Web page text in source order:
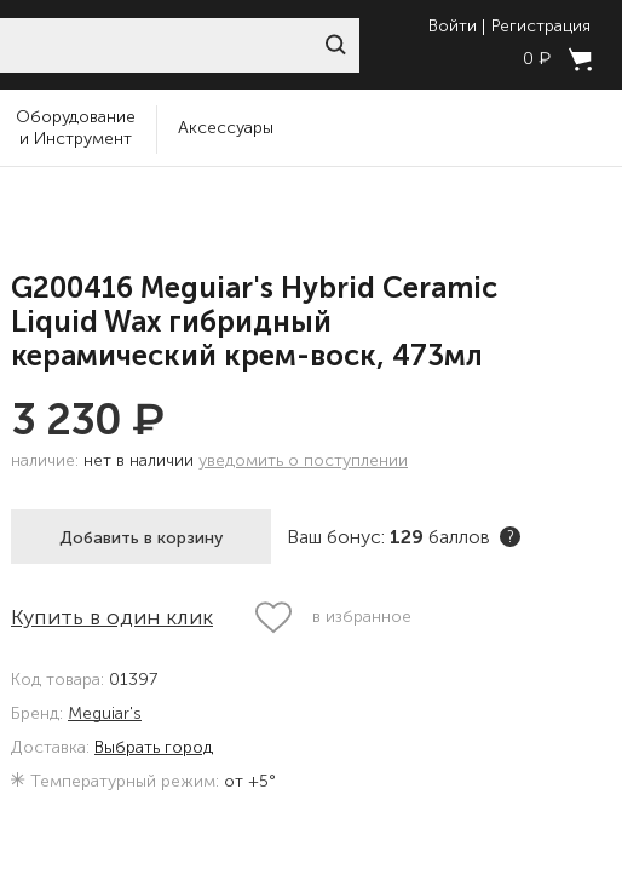
Войти
Регистрация
0 ₽
Оборудование
и Инструмент
Аксессуары
G200416 Meguiar's Hybrid Ceramic
Liquid Wax гибридный
керамический крем-воск, 473мл
3 230 ₽
наличие: нет в наличии уведомить о поступлении
Добавить в корзину Ваш бонус: 129 баллов ?
Купить в один клик в избранное
Код товара: 01397
Бренд: Meguiar's
Доставка: Выбрать город
Температурный режим: от +5°